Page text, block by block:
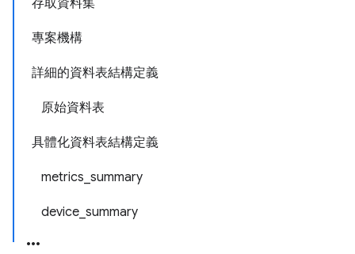
存取資料集
專案機構
詳細的資料表結構定義
原始資料表
具體化資料表結構定義
metrics_summary
device_summary